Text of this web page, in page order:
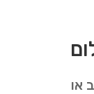
או